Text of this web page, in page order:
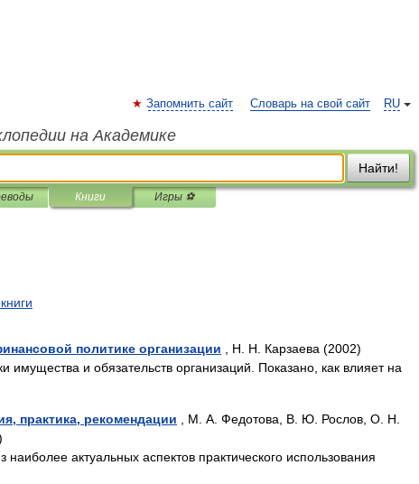
RU
Запомнить сайт Словарь на свой сайт
на Академике
Найти!
Книги Игры ⚽
политике организации , Н. Н. Карзаева (2002)
имущества и обязательств организаций. Показано, как влияет на
практика, рекомендации , М. А. Федотова, В. Ю. Рослов, О. Н.
актуальных аспектов практического использования